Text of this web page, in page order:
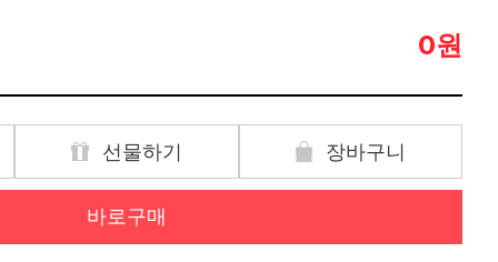
0원
선물하기 장바구니
바로구매